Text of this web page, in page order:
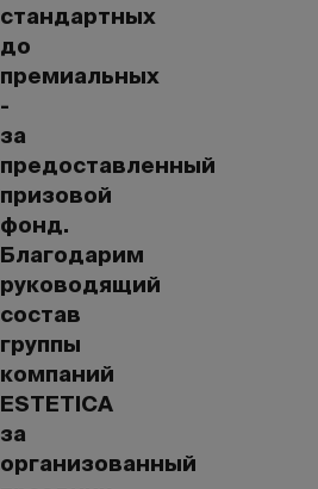
стандартных
до
премиальных
-
за
предоставленный
призовой
фонд.
Благодарим
руководящий
состав
группы
компаний
ESTETICA
за
организованный